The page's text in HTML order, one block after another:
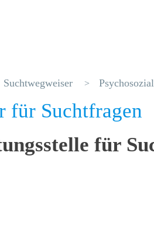
Suchtwegweiser
für Suchtfragen
für